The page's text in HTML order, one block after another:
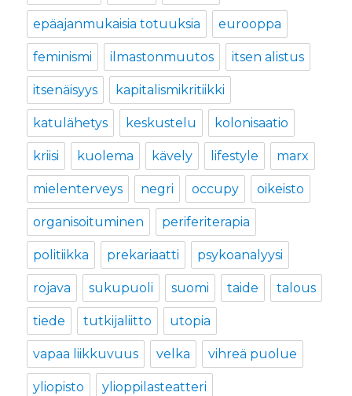
epäajanmukaisia totuuksia eurooppa
feminismi ilmastonmuutos itsen alistus
itsenäisyys kapitalismikritiikki
katulähetys keskustelu kolonisaatio
kriisi kuolema kävely lifestyle marx
mielenterveys negri occupy oikeisto
organisoituminen periferiterapia
politiikka prekariaatti psykoanalyysi
rojava sukupuoli suomi taide talous
tiede tutkijaliitto utopia
vapaa liikkuvuus velka vihreä puolue
yliopisto ylioppilasteatteri